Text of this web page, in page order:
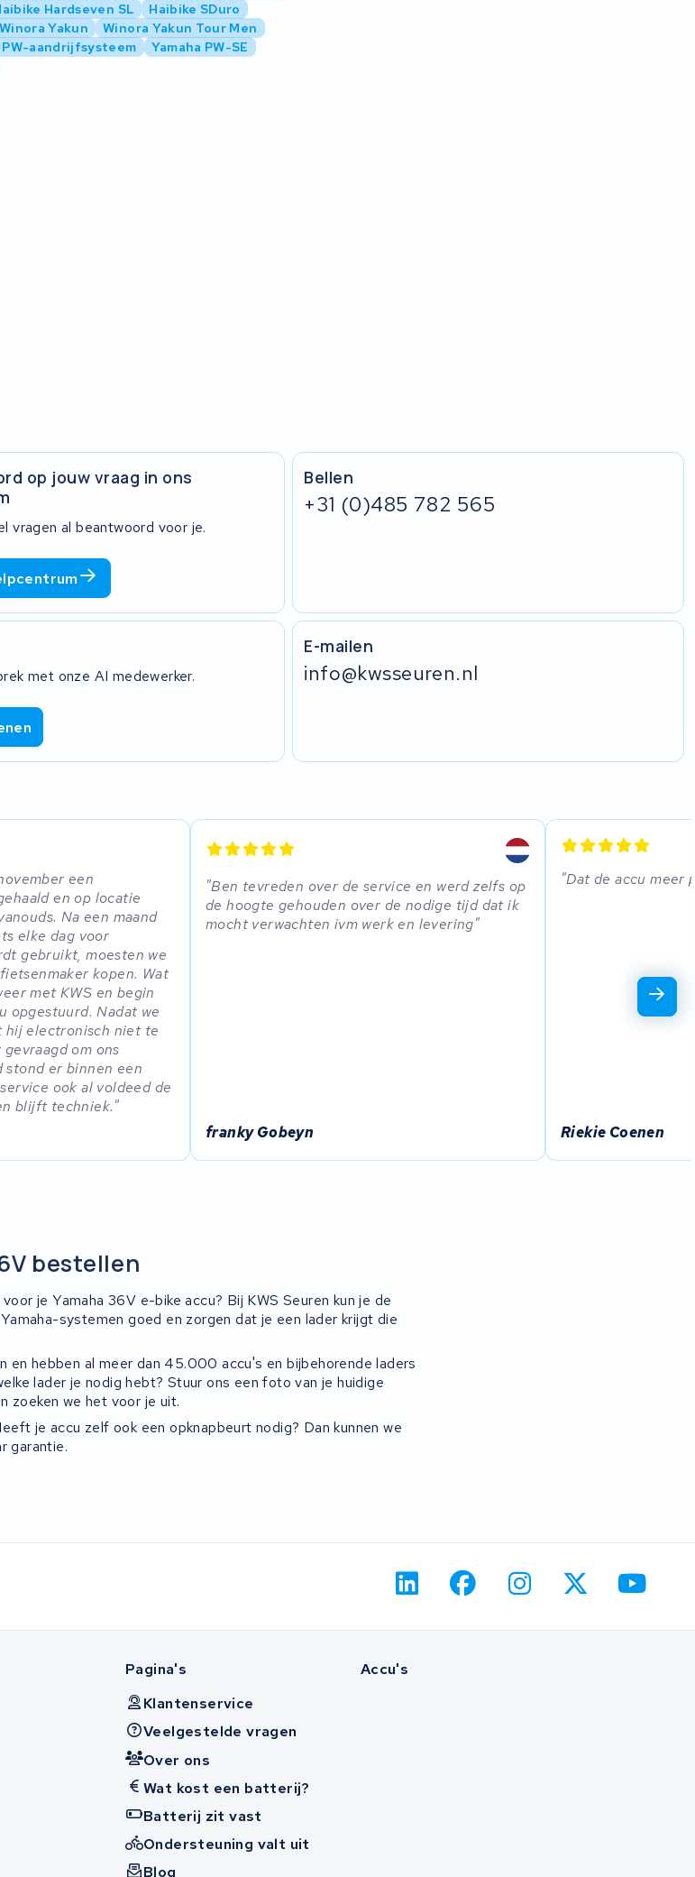
Hardseven SL
Haibike SDuro
Winora Yakun
Winora Yakun Tour Men
PW-aandrijfsysteem
Yamaha PW-SE
op jouw vraag in ons
vragen al beantwoord voor je.
Bellen
+31 (0)485 782 565
E-mailen
info@kwsseuren.nl
met onze AI medewerker.
een
en op locatie
Na een maand
elke dag voor
gebruikt, moesten we
kopen. Wat
met KWS en begin
opgestuurd. Nadat we
hij electronisch niet te
om ons
stond er binnen een
ook al voldeed de
blijft techniek.
Ben tevreden over de service en werd zelfs op
de hoogte gehouden over de nodige tijd dat ik
mocht verwachten ivm werk en levering
franky Gobeyn
Dat de accu meer
Riekie Coenen
bestellen
je Yamaha 36V e-bike accu? Bij KWS Seuren kun je de
systemen goed en zorgen dat je een lader krijgt die
en hebben al meer dan 45.000 accu's en bijbehorende laders
lader je nodig hebt? Stuur ons een foto van je huidige
zoeken we het voor je uit.
je accu zelf ook een opknapbeurt nodig? Dan kunnen we
garantie.
Pagina's
Klantenservice
Veelgestelde vragen
Over ons
Wat kost een batterij?
Batterij zit vast
Ondersteuning valt uit
Blog
Accu's